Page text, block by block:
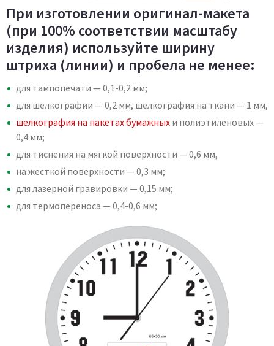
При изготовлении оригинал-макета
(при 100% соответствии масштабу
изделия) используйте ширину
штриха (линии) и пробела не менее:
для тампопечати — 0,1-0,2 мм;
для шелкографии — 0,2 мм, шелкография на ткани — 1 мм,
шелкография на пакетах бумажных и полиэтиленовых —
0,4 мм;
для тиснения на мягкой поверхности — 0,6 мм,
на жесткой поверхности — 0,3 мм;
для лазерной гравировки — 0,15 мм;
для термопереноса — 0,4-0,6 мм;